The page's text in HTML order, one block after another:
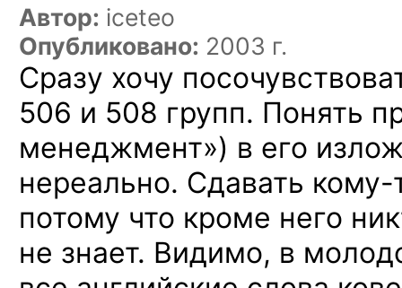
Автор: iceteo
Опубликовано: 2003 г.
Сразу хочу
506 и 508 групп. Понять
менеджмент») в его
нереально. Сдавать кому-
потому что кроме него
не знает. Видимо, в